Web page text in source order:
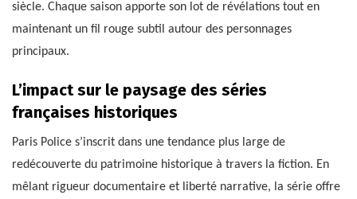
siècle. Chaque saison apporte son lot de révélations tout en
maintenant un fil rouge subtil autour des personnages
principaux.
L’impact sur le paysage des séries
françaises historiques
Paris Police s’inscrit dans une tendance plus large de
redécouverte du patrimoine historique à travers la fiction. En
mêlant rigueur documentaire et liberté narrative, la série offre